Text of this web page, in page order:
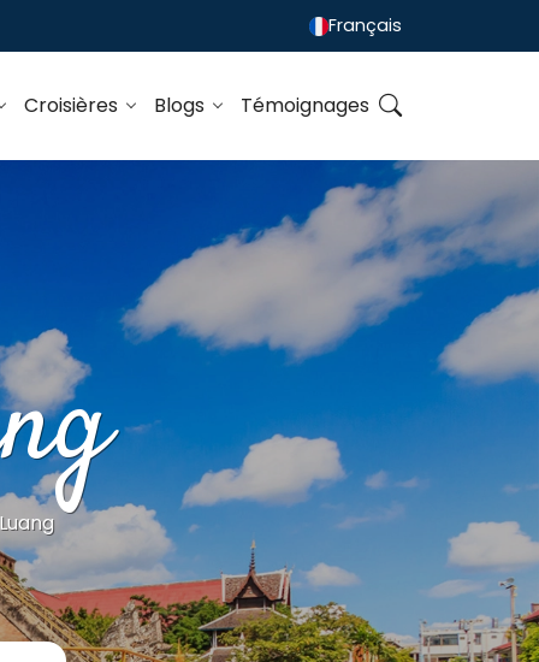
Français
Croisières Blogs Témoignages